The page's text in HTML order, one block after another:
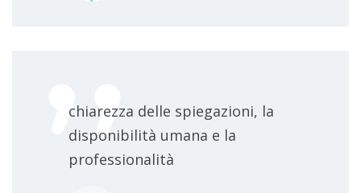
chiarezza delle spiegazioni, la
disponibilità umana e la
professionalità